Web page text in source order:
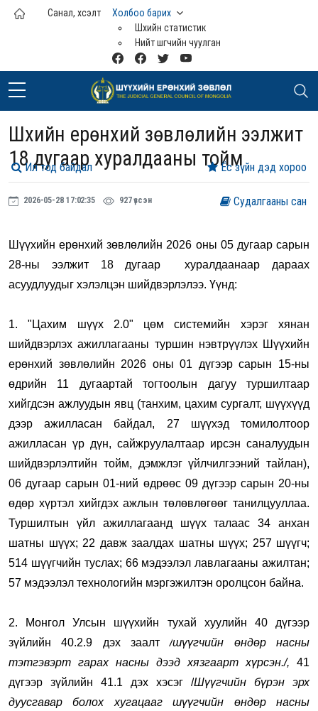
Үндсэн агуулга руу шилжих
Санал, хүсэлт
Холбоо барих
Шүүхийн статистик
Нийт шүүгчийн чуулган
Шүүхийн ерөнхий зөвлөлийн ээлжит
18 дугаар хуралдааны тойм
2026-05-28 17:02:35 927 үзсэн
Шүүхийн ерөнхий зөвлөлийн 2026 оны 05 дугаар сарын
28-ны ээлжит 18 дугаар хуралдаанаар дараах
асуудлуудыг хэлэлцэн шийдвэрлэлээ. Үүнд:
1. "Цахим шүүх 2.0" цөм системийн хэрэг хянан
шийдвэрлэх ажиллагааны туршин нэвтрүүлэх Шүүхийн
ерөнхий зөвлөлийн 2026 оны 01 дүгээр сарын 15-ны
өдрийн 11 дугаартай тогтоолын дагуу туршилтаар
хийгдсэн ажлуудын явц (танхим, цахим сургалт, шүүхүүд
дээр ажилласан байдал, 27 шүүхэд томилолтоор
ажилласан үр дүн, сайжруулалтаар ирсэн саналуудын
шийдвэрлэлтийн тойм, дэмжлэг үйлчилгээний тайлан),
06 дугаар сарын 01-ний өдрөөс 09 дүгээр сарын 20-ны
өдөр хүртэл хийгдэх ажлын төлөвлөгөөг танилцууллаа.
Туршилтын үйл ажиллагаанд шүүх талаас 34 анхан
шатны шүүх; 22 давж заалдах шатны шүүх; 257 шүүгч;
514 шүүгчийн туслах; 66 мэдээлэл лавлагааны ажилтан;
57 мэдээлэл технологийн мэргэжилтэн оролцсон байна.
2. Монгол Улсын шүүхийн тухай хуулийн 40 дүгээр
зүйлийн 40.2.9 дэх заалт/шүүгчийн өндөр насны
тэтгэвэрт гарах насны дээд хязгаарт хүрсэн./, 41
дүгээр зүйлийн 41.1 дэх хэсэг /Шүүгчийн бүрэн эрх
дуусгавар болох хугацааг шүүгчийн өндөр насны
Судалгааны сан
Ёс зүйн дэд хороо
Ил тод байдал